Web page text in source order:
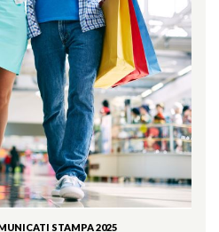
STAMPA 2025